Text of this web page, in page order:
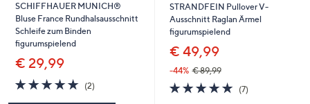
SCHIFFHAUER MUNICH®
Bluse France Rundhalsausschnitt
Schleife zum Binden
figurumspielend
€ 29,99
5.0
von
(2)2
STRANDFEIN Pullover V-
Ausschnitt Raglan Ärmel
figurumspielend
€ 49,99
-44% € 89,99
4.9
von
(7)7